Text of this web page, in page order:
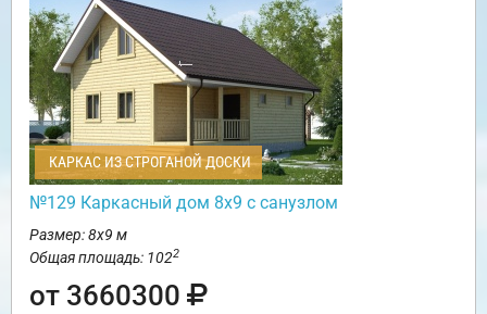
КАРКАС ИЗ СТРОГАНОЙ ДОСКИ
№129 Каркасный дом 8х9 с санузлом
Размер: 8х9 м
Общая площадь: 1022
от 3660300